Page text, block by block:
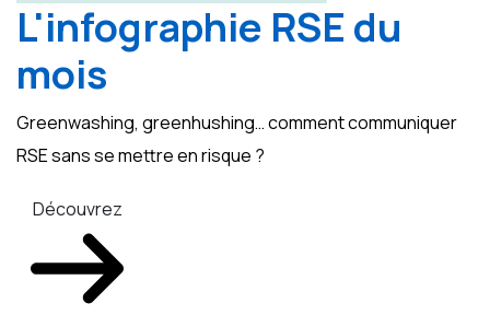
L'infographie RSE du
mois
Greenwashing, greenhushing… comment communiquer
RSE sans se mettre en risque ?
Découvrez